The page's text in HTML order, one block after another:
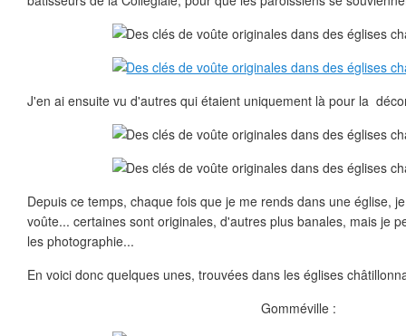
J'en ai ensuite vu d'autres qui étaient uniquement là pour la
Depuis ce temps, chaque fois que je me rends dans une église,
voûte... certaines sont originales, d'autres plus banales, mais je
les photographie...
En voici donc quelques unes, trouvées dans les églises
Gomméville :